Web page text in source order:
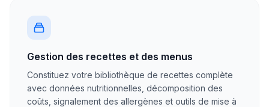
Gestion des recettes et des menus
Constituez votre bibliothèque de recettes complète
avec données nutritionnelles, décomposition des
coûts, signalement des allergènes et outils de mise à